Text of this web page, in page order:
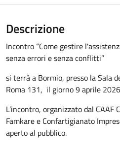
Descrizione
Incontro “Come gestire
senza errori e senza conflitti”
si terrà a Bormio, presso la Sala
Roma 131, il giorno 9 aprile
L’incontro, organizzato dal
Famkare e Confartigianato
aperto al pubblico.